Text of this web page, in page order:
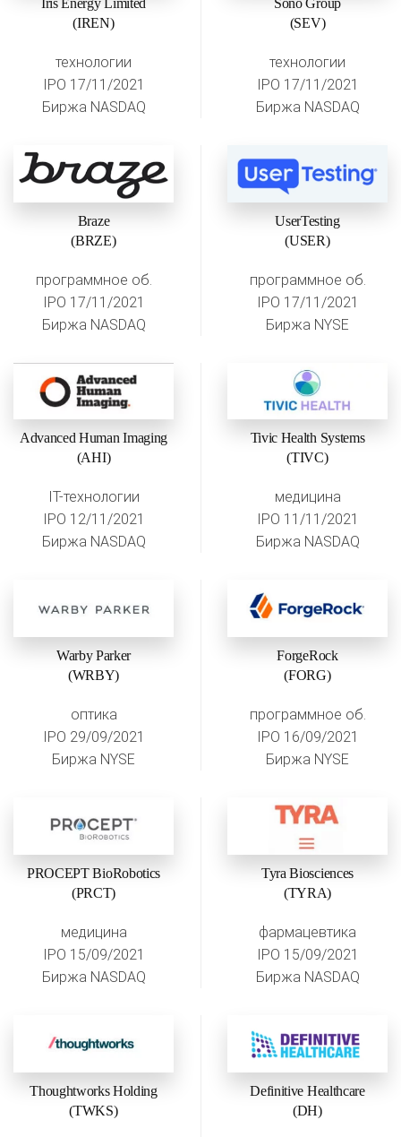
(IREN)
технологии
IPO 17/11/2021
Биржа NASDAQ
(SEV)
технологии
IPO 17/11/2021
Биржа NASDAQ
Braze
(BRZE)
программное об.
IPO 17/11/2021
Биржа NASDAQ
UserTesting
(USER)
программное об.
IPO 17/11/2021
Биржа NYSE
Advanced Human Imaging
(AHI)
IT-технологии
IPO 12/11/2021
Биржа NASDAQ
Tivic Health Systems
(TIVC)
медицина
IPO 11/11/2021
Биржа NASDAQ
Warby Parker
(WRBY)
оптика
IPO 29/09/2021
Биржа NYSE
ForgeRock
(FORG)
программное об.
IPO 16/09/2021
Биржа NYSE
PROCEPT BioRobotics
(PRCT)
медицина
IPO 15/09/2021
Биржа NASDAQ
Tyra Biosciences
(TYRA)
фармацевтика
IPO 15/09/2021
Биржа NASDAQ
Thoughtworks Holding
(TWKS)
Definitive Healthcare
(DH)